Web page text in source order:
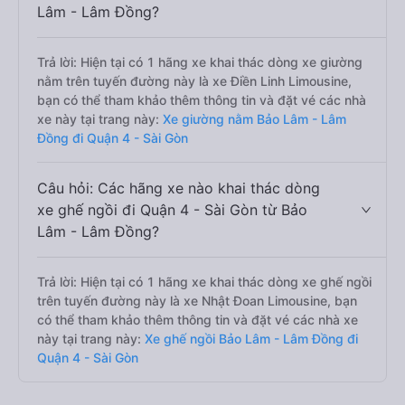
Lâm - Lâm Đồng?
Trả lời: Hiện tại có 1 hãng xe khai thác dòng xe giường
nằm trên tuyến đường này là xe Điền Linh Limousine,
bạn có thể tham khảo thêm thông tin và đặt vé các nhà
xe này tại trang này: Xe giường nằm Bảo Lâm - Lâm
Đồng đi Quận 4 - Sài Gòn
Câu hỏi: Các hãng xe nào khai thác dòng
xe ghế ngồi đi Quận 4 - Sài Gòn từ Bảo
Lâm - Lâm Đồng?
Trả lời: Hiện tại có 1 hãng xe khai thác dòng xe ghế ngồi
trên tuyến đường này là xe Nhật Đoan Limousine, bạn
có thể tham khảo thêm thông tin và đặt vé các nhà xe
này tại trang này: Xe ghế ngồi Bảo Lâm - Lâm Đồng đi
Quận 4 - Sài Gòn